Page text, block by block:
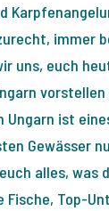
immer
uns, euch
Ungarn ist
Gewässer
alles, was
Fische, Top-